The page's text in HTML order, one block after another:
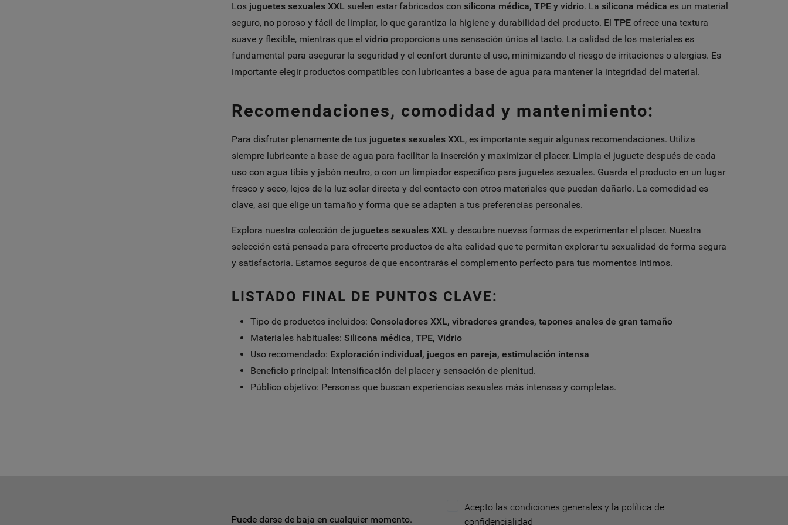
Los juguetes sexuales XXLsuelen estar fabricados con silicona médica, TPE y vidrio. La silicona médica es un material
seguro, no poroso y fácil de limpiar, lo que garantiza la higiene y durabilidad del producto. El TPEofrece una textura
suave y flexible, mientras que el vidrioproporciona una sensación única al tacto. La calidad de los materiales es
fundamental para asegurar la seguridad y el confort durante el uso, minimizando el riesgo de irritaciones o alergias. Es
importante elegir productos compatibles con lubricantes a base de agua para mantener la integridad del material.
Recomendaciones, comodidad y mantenimiento:
Para disfrutar plenamente de tus juguetes sexuales XXL, es importante seguir algunas recomendaciones. Utiliza
siempre lubricante a base de agua para facilitar la inserción y maximizar el placer. Limpia el juguete después de cada
uso con agua tibia y jabón neutro, o con un limpiador específico para juguetes sexuales. Guarda el producto en un lugar
fresco y seco, lejos de la luz solar directa y del contacto con otros materiales que puedan dañarlo. La comodidad es
clave, así que elige un tamaño y forma que se adapten a tus preferencias personales.
Explora nuestra colección de juguetes sexuales XXLy descubre nuevas formas de experimentar el placer. Nuestra
selección está pensada para ofrecerte productos de alta calidad que te permitan explorar tu sexualidad de forma segura
y satisfactoria. Estamos seguros de que encontrarás el complemento perfecto para tus momentos íntimos.
LISTADO FINAL DE PUNTOS CLAVE:
Tipo de productos incluidos: Consoladores XXL, vibradores grandes, tapones anales de gran tamaño
Materiales habituales: Silicona médica, TPE, Vidrio
Uso recomendado: Exploración individual, juegos en pareja, estimulación intensa
Beneficio principal: Intensificación del placer y sensación de plenitud.
Público objetivo: Personas que buscan experiencias sexuales más intensas y completas.
Puede darse de baja en cualquier momento.
Acepto las condiciones generales y la política de
confidencialidad